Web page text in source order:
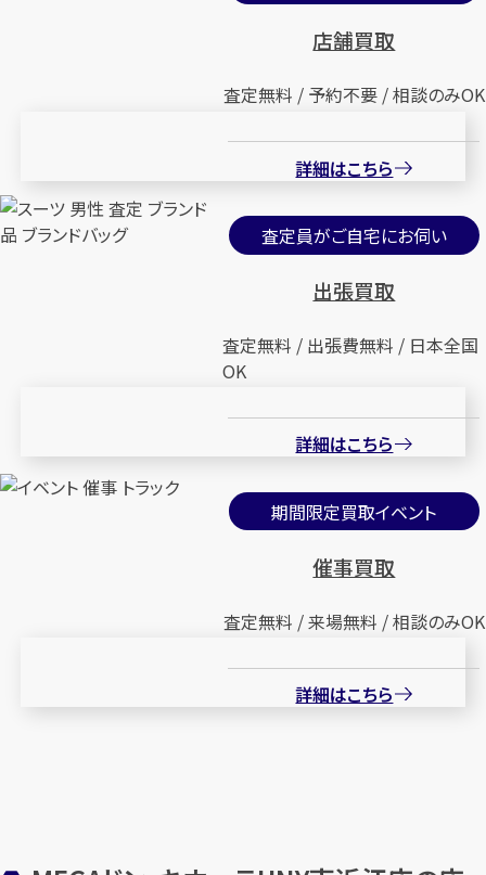
店舗買取
査定無料 / 予約不要 / 相談のみOK
詳細はこちら
査定員がご自宅にお伺い
出張買取
査定無料 / 出張費無料 / 日本全国
OK
詳細はこちら
期間限定買取イベント
催事買取
査定無料 / 来場無料 / 相談のみOK
詳細はこちら